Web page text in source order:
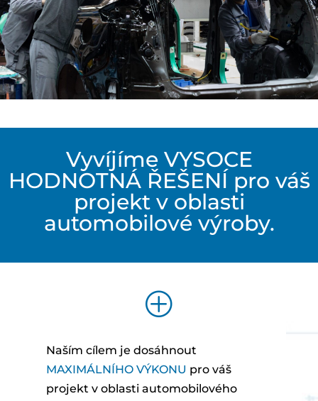
Vyvíjíme VYSOCE
HODNOTNÁ ŘEŠENÍ pro váš
projekt v oblasti
automobilové výroby.
P
Naším cílem je dosáhnout
MAXIMÁLNÍHO VÝKONU pro váš
projekt v oblasti automobilového